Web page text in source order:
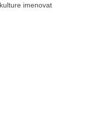
imenovat